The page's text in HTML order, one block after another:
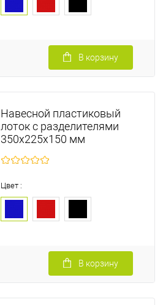
В корзину
Навесной пластиковый
лоток с разделителями
350х225х150 мм
Цвет :
В корзину